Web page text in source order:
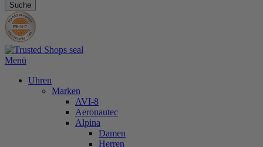
Suche
Menü
Uhren
Marken
AVI-8
Aeronautec
Alpina
Damen
Herren